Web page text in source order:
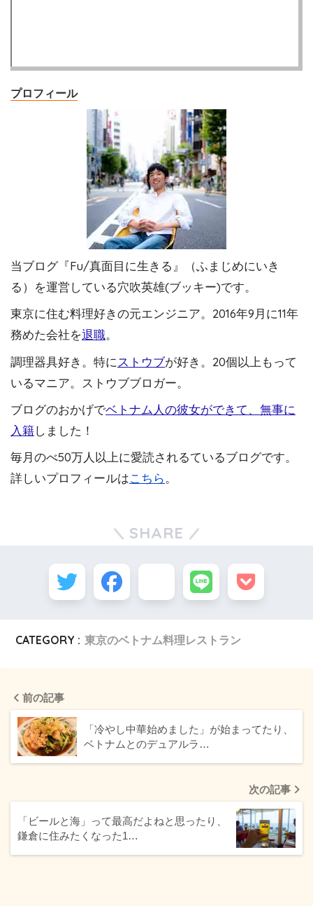
プロフィール
当ブログ『Fu/真面目に生きる』（ふまじめにいき
る）を運営している穴吹英雄(ブッキー)です。
東京に住む料理好きの元エンジニア。2016年9月に11年
務めた会社を退職。
調理器具好き。特にストウブが好き。20個以上もって
いるマニア。ストウブブロガー。
ブログのおかげでベトナム人の彼女ができて、無事に
入籍しました！
毎月のべ50万人以上に愛読されるているブログです。
詳しいプロフィールはこちら。
SHARE
CATEGORY : 東京のベトナム料理レストラン
前の記事
「冷やし中華始めました」が始まってたり、
ベトナムとのデュアルラ…
次の記事
「ビールと海」って最高だよねと思ったり、
鎌倉に住みたくなった1…